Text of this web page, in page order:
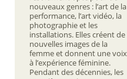
nouveaux genres : l’art de la
performance, l’art vidéo, la
photographie et les
installations. Elles créent de
nouvelles images de la
femme et donnent une voix
à l’expérience féminine.
Pendant des décennies, les